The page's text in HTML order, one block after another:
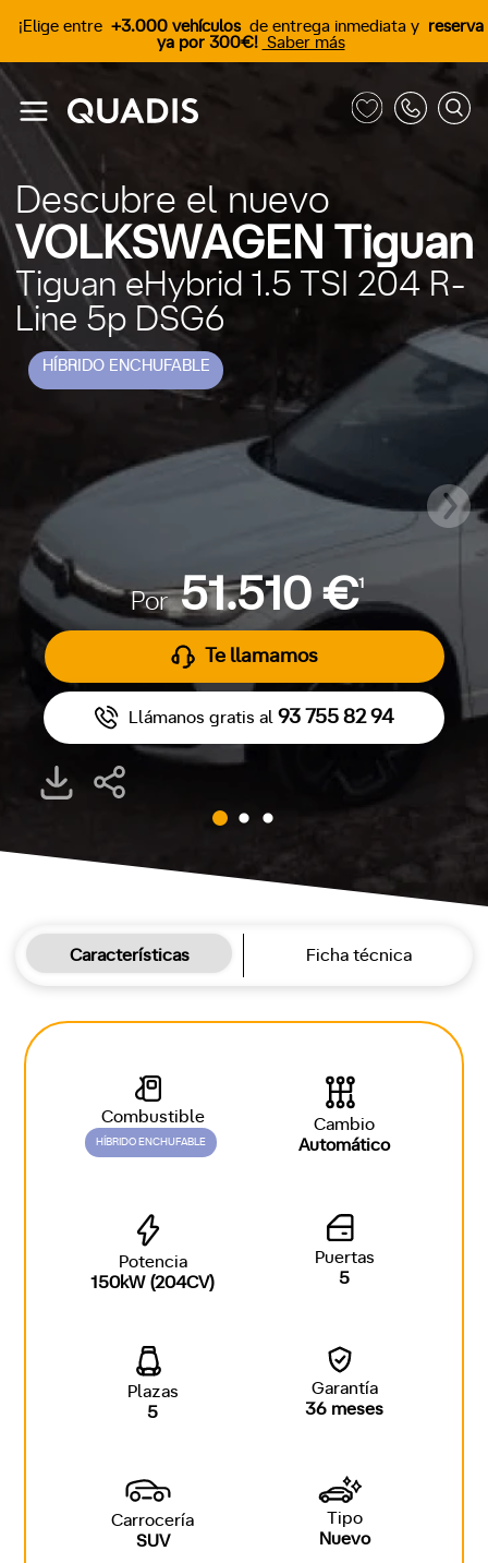
¡Elige entre +3.000 vehículos de entrega inmediata y reserva
ya por 300€! Saber más
Descubre el nuevo
VOLKSWAGEN Tiguan
HÍBRIDO ENCHUFABLE
Tiguan eHybrid 1.5 TSI 204 R-
Line 5p DSG6
Por51.510 €1
Te llamamos
Llámanos gratis al 93 755 82 94
Características Ficha técnica
Combustible
HÍBRIDO ENCHUFABLE
Cambio
Automático
Potencia
150kW (204CV)
Puertas
5
Plazas
5
Garantía
36 meses
Carrocería
SUV
Tipo
Nuevo